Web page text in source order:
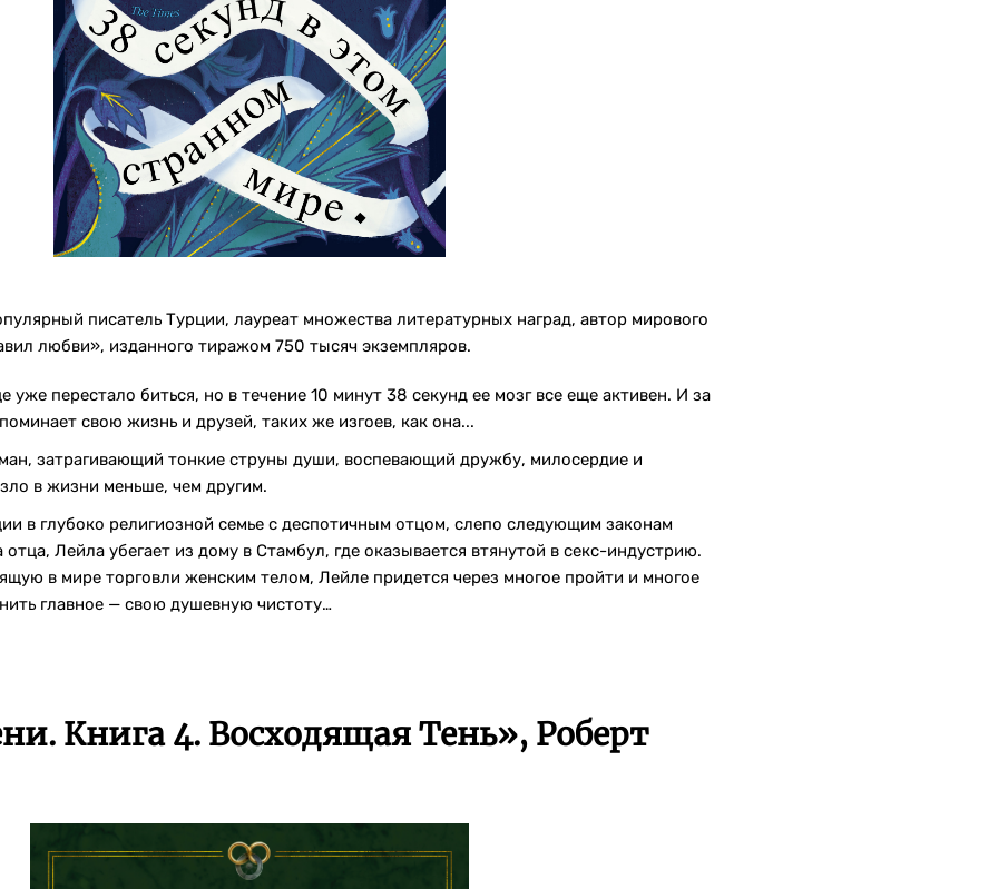
писатель Турции, лауреат множества литературных наград, автор мирового
любви», изданного тиражом 750 тысяч экземпляров.
уже перестало биться, но в течение 10 минут 38 секунд ее мозг все еще активен. И за
свою жизнь и друзей, таких же изгоев, как она...
затрагивающий тонкие струны души, воспевающий дружбу, милосердие и
в жизни меньше, чем другим.
в глубоко религиозной семье с деспотичным отцом, слепо следующим законам
Лейла убегает из дому в Стамбул, где оказывается втянутой в секс-индустрию.
в мире торговли женским телом, Лейле придется через многое пройти и многое
главное — свою душевную чистоту…
Книга 4. Восходящая Тень», Роберт